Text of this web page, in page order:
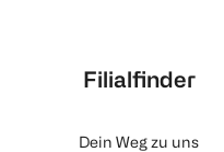
Filialfinder
Dein Weg zu uns